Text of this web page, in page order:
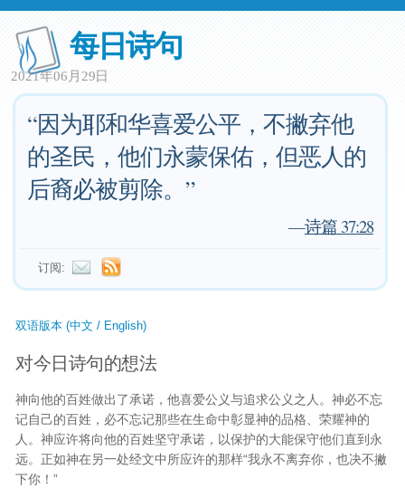
每日诗句
2021年06月29日
“因为耶和华喜爱公平，不撇弃他
的圣民，他们永蒙保佑，但恶人的
后裔必被剪除。”
—诗篇 37:28
订阅:
双语版本 (中文 / English)
对今日诗句的想法
神向他的百姓做出了承诺，他喜爱公义与追求公义之人。神必不忘
记自己的百姓，必不忘记那些在生命中彰显神的品格、荣耀神的
人。神应许将向他的百姓坚守承诺，以保护的大能保守他们直到永
远。正如神在另一处经文中所应许的那样“我永不离弃你，也决不撇
下你！”